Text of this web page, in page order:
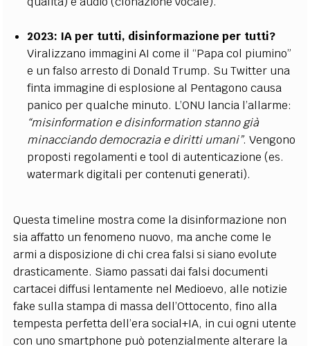
2023: IA per tutti, disinformazione per tutti?
Viralizzano immagini AI come il “Papa col piumino”​
e un falso arresto di Donald Trump. Su Twitter una
finta immagine di esplosione al Pentagono causa
panico per qualche minuto. L’ONU lancia l’allarme:
“misinformation e disinformation stanno già
minacciando democrazia e diritti umani”​. Vengono
proposti regolamenti e tool di autenticazione (es.
watermark digitali per contenuti generati).
Questa timeline mostra come la disinformazione non
sia affatto un fenomeno nuovo, ma anche come le
armi a disposizione di chi crea falsi si siano evolute
drasticamente. Siamo passati dai falsi documenti
cartacei diffusi lentamente nel Medioevo, alle notizie
fake sulla stampa di massa dell’Ottocento, fino alla
tempesta perfetta dell’era social+IA, in cui ogni utente
con uno smartphone può potenzialmente alterare la